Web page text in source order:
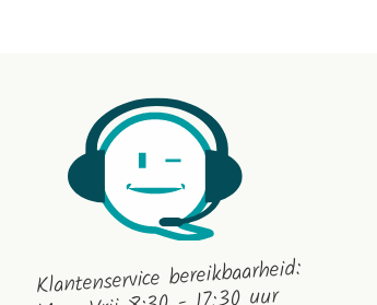
Klantenservice bereikbaarheid: